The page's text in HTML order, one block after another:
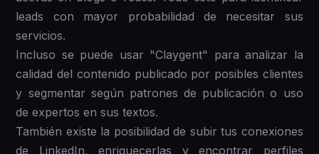
leads con mayor probabilidad de necesitar sus
servicios.
Incluso se puede usar "Claygent" para analizar la
calidad del contenido publicado por posibles clientes
y segmentar según patrones de publicación o uso
de expertos en sus textos.
También existe la posibilidad de subir tus conexiones
de LinkedIn, enriquecerlas y encontrar perfiles